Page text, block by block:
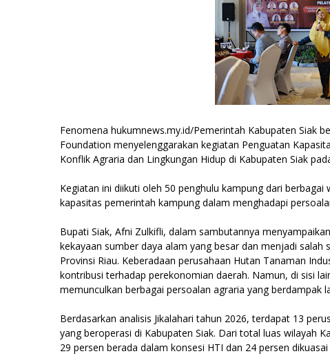
Fenomena hukumnews.my.id/Pemerintah Kabupaten Siak
Foundation menyelenggarakan kegiatan Penguatan
Konflik Agraria dan Lingkungan Hidup di Kabupaten Siak
Kegiatan ini diikuti oleh 50 penghulu kampung dari
kapasitas pemerintah kampung dalam menghadapi
Bupati Siak, Afni Zulkifli, dalam sambutannya
kekayaan sumber daya alam yang besar dan menjadi
Provinsi Riau. Keberadaan perusahaan Hutan Tanaman
kontribusi terhadap perekonomian daerah. Namun, di sisi
memunculkan berbagai persoalan agraria yang berdampak
Berdasarkan analisis Jikalahari tahun 2026, terdapat 13
yang beroperasi di Kabupaten Siak. Dari total luas wilayah
29 persen berada dalam konsesi HTI dan 24 persen